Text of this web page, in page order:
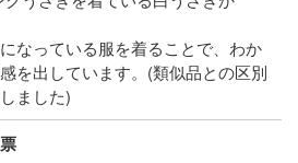
なっている服を着ることで、わか
を出しています。(類似品との区別
ました)